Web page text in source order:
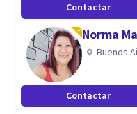
Contactar
Norma
Buenos
Contactar